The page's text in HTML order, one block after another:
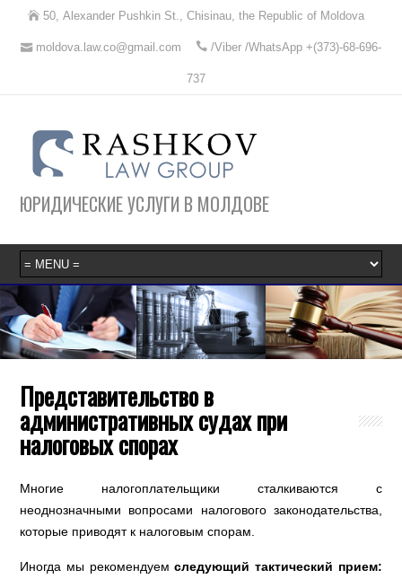
50, Alexander Pushkin St., Chisinau, the Republic of Moldova
moldova.law.co@gmail.com /Viber /WhatsApp +(373)-68-696-
737
ЮРИДИЧЕСКИЕ УСЛУГИ В МОЛДОВЕ
Представительство в
административных судах при
налоговых спорах
Многие налогоплательщики сталкиваются с
неоднозначными вопросами налогового законодательства,
которые приводят к налоговым спорам.
Иногда мы рекомендуемследующий тактический прием: